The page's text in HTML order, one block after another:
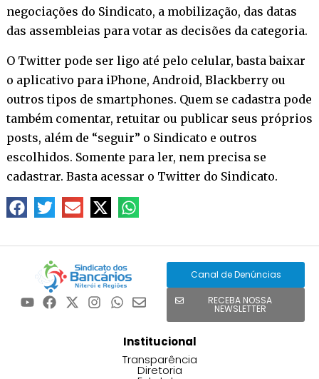
negociações do Sindicato, a mobilização, das datas
das assembleias para votar as decisões da categoria.
O Twitter pode ser ligo até pelo celular, basta baixar
o aplicativo para iPhone, Android, Blackberry ou
outros tipos de smartphones. Quem se cadastra pode
também comentar, retuitar ou publicar seus próprios
posts, além de “seguir” o Sindicato e outros
escolhidos. Somente para ler, nem precisa se
cadastrar. Basta acessar o Twitter do Sindicato.
Canal de Denúncias
RECEBA NOSSA
NEWSLETTER
Institucional
Transparência
Diretoria